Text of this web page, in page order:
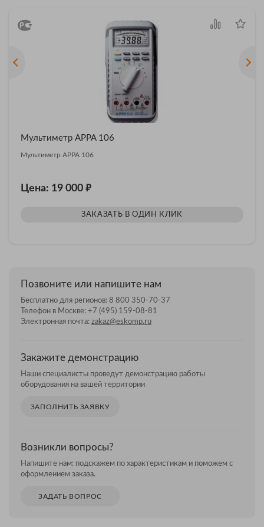
Мультиметр APPA 106
Мультиметр APPA 106
Цена: 19 000 ₽
ЗАКАЗАТЬ В ОДИН КЛИК
Позвоните или напишите нам
Бесплатно для регионов: 8 800 350-70-37
Телефон в Москве: +7 (495) 159-08-81
Электронная почта: zakaz@eskomp.ru
Закажите демонстрацию
Наши специалисты проведут демонстрацию работы
оборудования на вашей территории
ЗАПОЛНИТЬ ЗАЯВКУ
Возникли вопросы?
Напишите нам: подскажем по характеристикам и поможем с
оформлением заказа.
ЗАДАТЬ ВОПРОС